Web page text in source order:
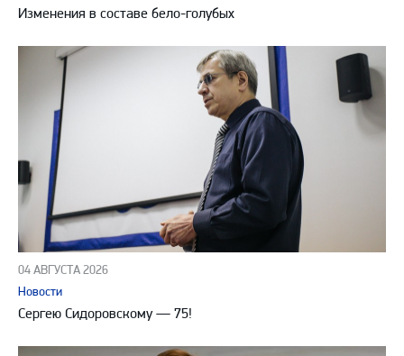
Изменения в составе бело-голубых
04 АВГУСТА 2026
Новости
Сергею Сидоровскому — 75!